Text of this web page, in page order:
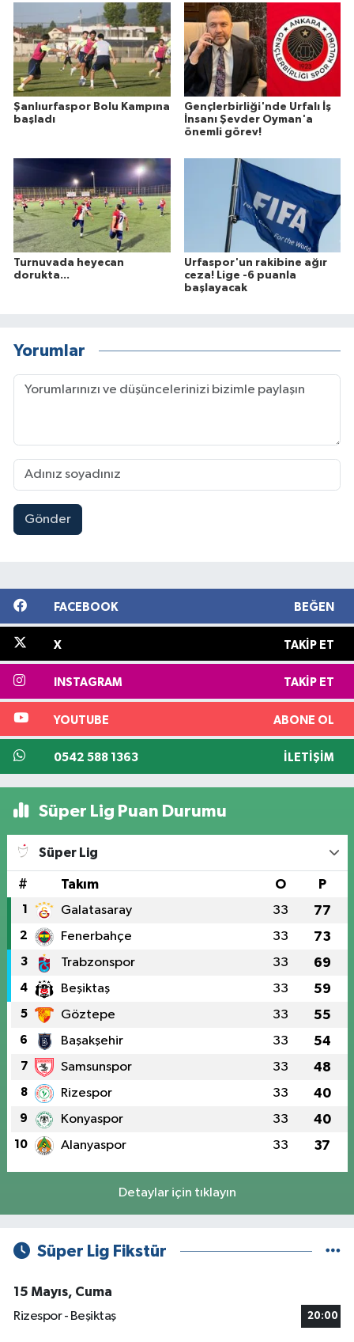
Şanlıurfaspor Bolu Kampına
başladı
Gençlerbirliği'nde Urfalı İş
İnsanı Şevder Oyman'a
önemli görev!
Turnuvada heyecan
dorukta...
Urfaspor'un rakibine ağır
ceza! Lige -6 puanla
başlayacak
Yorumlar
Gönder
FACEBOOK BEĞEN
X TAKIP ET
INSTAGRAM TAKIP ET
YOUTUBE ABONE OL
0542 588 1363 İLETIŞIM
Süper Lig Puan Durumu
Süper Lig
# Takım O P
1 Galatasaray 33 77
2 Fenerbahçe 33 73
3 Trabzonspor 33 69
4 Beşiktaş 33 59
5 Göztepe 33 55
6 Başakşehir 33 54
7 Samsunspor 33 48
8 Rizespor 33 40
9 Konyaspor 33 40
10 Alanyaspor 33 37
Detaylar için tıklayın
Süper Lig Fikstür
15 Mayıs, Cuma
Rizespor - Beşiktaş
20:00